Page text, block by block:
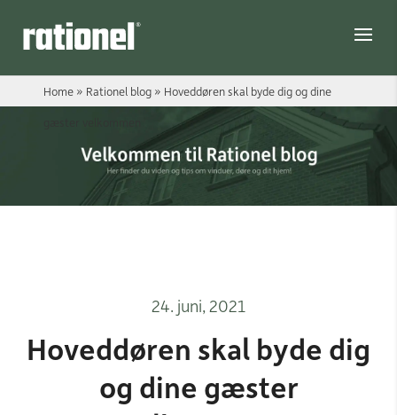
Home » Rationel blog » Hoveddøren skal byde dig og dine
24. juni, 2021
Hoveddøren skal byde dig
og dine gæster